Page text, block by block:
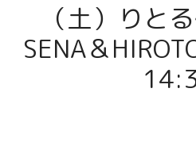
（土）りと
SENA＆